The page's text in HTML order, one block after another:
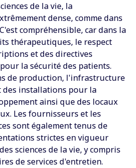
de la vie, la
dense, comme dans
compréhensible, car dans la
thérapeutiques, le respect
et des directives
la sécurité des patients.
de production, l'infrastructure
des installations pour la
ainsi que des locaux
Les fournisseurs et les
sont également tenus de
strictes en vigueur
sciences de la vie, y compris
de services d'entretien.